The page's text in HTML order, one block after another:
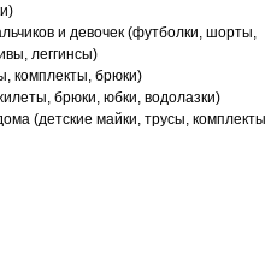
и девочек (футболки, шорты,
леггинсы)
комплекты, брюки)
брюки, юбки, водолазки)
(детские майки, трусы, комплекты